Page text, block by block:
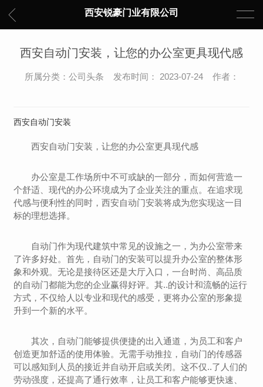
西安锐豪门业有限公司
西安自动门安装，让您的办公室更具现代感
所属分类：公司头条 发布时间： 2023-07-24 作者：
西安自动门安装
西安自动门安装，让您的办公室更具现代感
办公室是工作场所中不可或缺的一部分，而如何营造一
个舒适、现代的办公环境成为了企业关注的重点。在追求现
代感与便利性的同时，西安自动门安装将成为您实现这一目
标的理想选择。
自动门作为现代建筑中常见的设施之一，为办公室带来
了许多好处。首先，自动门的安装可以提升办公室的整体形
象和外观。无论是接待区还是大厅入口，一台时尚、高品质
的自动门都能为您的企业赢得好评。其..的设计和流畅的运行
方式，不仅给人以专业和现代的感受，更将办公室的形象提
升到一个新的水平。
其次，自动门能够提供便捷的出入通道，为员工和客户
创造更加舒适的使用体验。无需手动推拉，自动门的传感器
可以感知到人员的接近并自动开启或关闭。这不仅..了人们的
劳动强度，还提高了通行效率，让员工和客户能够更快速、